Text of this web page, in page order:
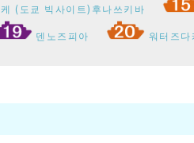
(도쿄 빅사이트)후나쓰키바
덴노즈피아 워터즈다